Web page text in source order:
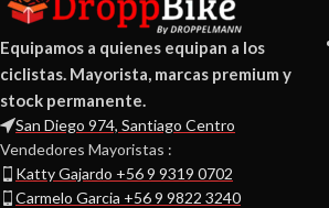
Equipamos a quienes equipan a los
ciclistas. Mayorista, marcas premium y
stock permanente.
San Diego 974, Santiago Centro
Vendedores Mayoristas :
Katty Gajardo +56 9 9319 0702
Carmelo Garcia +56 9 9822 3240